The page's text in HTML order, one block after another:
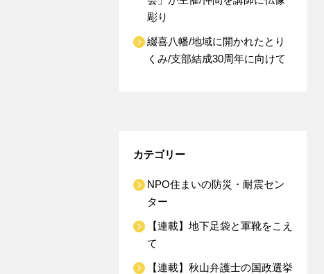
彫り
綴喜八幡/地域に開かれたとり
くみ/支部結成30周年に向けて
カテゴリー
NPO住まいの防災・耐震セン
ター
【連載】地下足袋と軍靴をこえ
て
【連載】秋山弁護士の国政選挙